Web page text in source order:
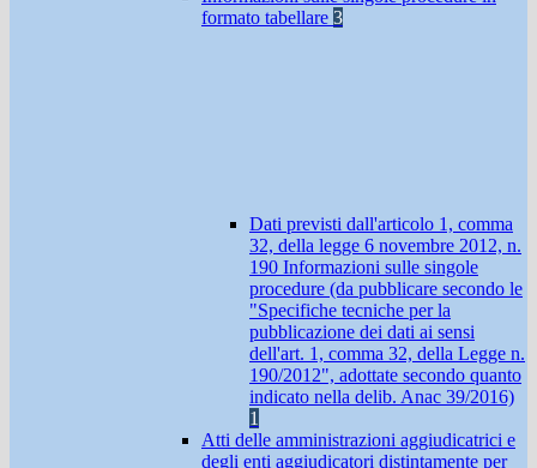
formato tabellare 3
Dati previsti dall'articolo 1, comma
32, della legge 6 novembre 2012, n.
190 Informazioni sulle singole
procedure (da pubblicare secondo le
"Specifiche tecniche per la
pubblicazione dei dati ai sensi
dell'art. 1, comma 32, della Legge n.
190/2012", adottate secondo quanto
indicato nella delib. Anac 39/2016)
1
Atti delle amministrazioni aggiudicatrici e
degli enti aggiudicatori distintamente per